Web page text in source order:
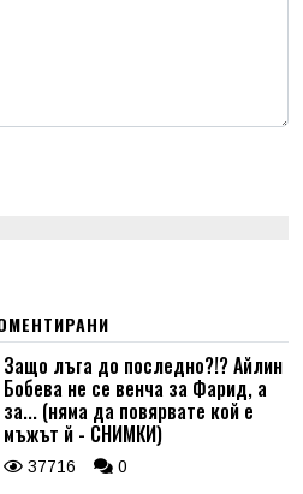
Защо лъга до последно?!? Айлин
Бобева не се венча за Фарид, а
за... (няма да повярвате кой е
мъжът й - СНИМКИ)
37716 0